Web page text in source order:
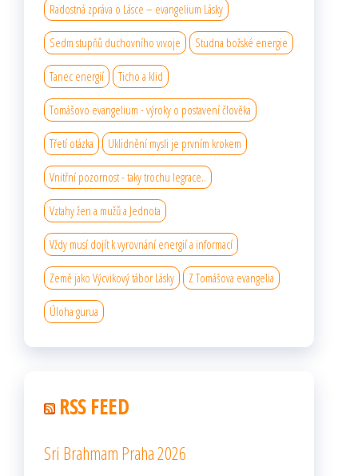
Radostná zpráva o Lásce – evangelium Lásky
Sedm stupňů duchovního vıvoje Studna božské energie
Tanec energií Ticho a klid
Tomášovo evangelium - výroky o postavení člověka
Třetí otázka Uklidnění mysli je prvním krokem
Vnitřní pozornost - taky trochu legrace..
Vztahy žen a mužů a Jednota
Vždy musí dojít k vyrovnání energií a informací
Země jako Výcvikový tábor Lásky Z Tomášova evangelia
Úloha gurua
RSS FEED
Sri Brahmam Praha 2026